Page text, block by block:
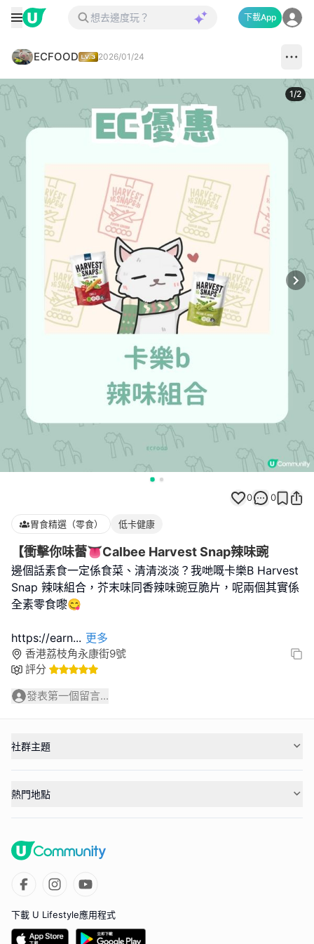
下載App
ECFOOD 2026/01/24
1/2
0 0
胃食精選（零食） 低卡健康
【衝擊你味蕾👅Calbee Harvest Snap辣味豌
邊個話素食一定係食菜、清清淡淡？我哋嘅卡樂B Harvest
Snap 辣味組合，芥末味同香辣味豌豆脆片，呢兩個其實係
全素零食嚟😋
https://earn... 更多
香港荔枝角永康街9號
評分
發表第一個留言...
社群主題
熱門地點
下載 U Lifestyle應用程式